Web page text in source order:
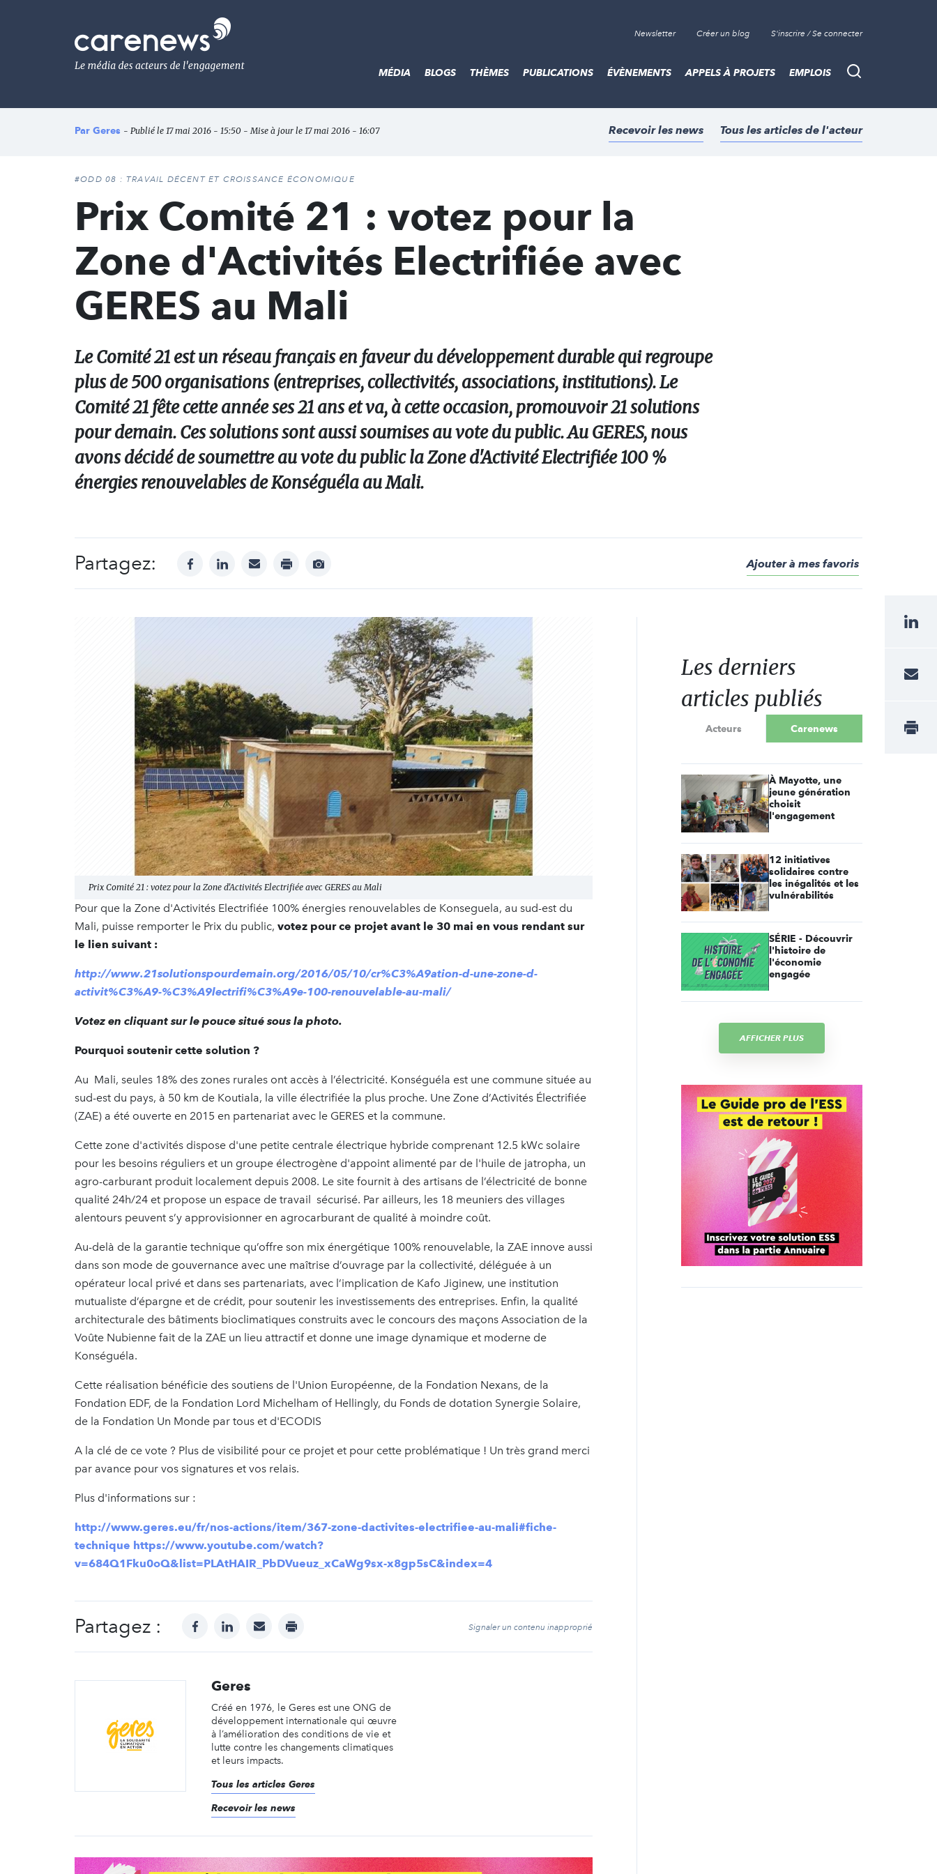
Le
média
de
l'engagement
Newsletter Créer un blog S'inscrire / Se connecter
Recherche
MÉDIA BLOGS THÈMES PUBLICATIONS ÉVÈNEMENTS APPELS À PROJETS EMPLOIS
Par Geres - Publié le 17 mai 2016 - 15:50 - Mise à jour le 17 mai 2016 - 16:07 Recevoir les news Tous les articles de l'acteur
#ODD 08 : TRAVAIL DÉCENT ET CROISSANCE ÉCONOMIQUE
Prix Comité 21 : votez pour la
Zone d'Activités Electrifiée avec
GERES au Mali
Le Comité 21 est un réseau français en faveur du développement durable qui regroupe
plus de 500 organisations (entreprises, collectivités, associations, institutions). Le
Comité 21 fête cette année ses 21 ans et va, à cette occasion, promouvoir 21 solutions
pour demain. Ces solutions sont aussi soumises au vote du public. Au GERES, nous
avons décidé de soumettre au vote du public la Zone d'Activité Electrifiée 100 %
énergies renouvelables de Konséguéla au Mali.
Partagez: facebooklinkedinmail print
Afficher
Ajouter à mes favoris
Prix Comité 21 : votez pour la Zone d'Activités Electrifiée avec GERES au Mali
Pour que la Zone d'Activités Electrifiée 100% énergies renouvelables de Konseguela, au sud-est du
Mali, puisse remporter le Prix du public, votez pour ce projet avant le 30 mai en vous rendant sur
le lien suivant :
http://www.21solutionspourdemain.org/2016/05/10/cr%C3%A9ation-d-une-zone-d-
activit%C3%A9-%C3%A9lectrifi%C3%A9e-100-renouvelable-au-mali/
Votez en cliquant sur le pouce situé sous la photo.
Pourquoi soutenir cette solution ?
Au Mali, seules 18% des zones rurales ont accès à l’électricité. Konséguéla est une commune située au
sud-est du pays, à 50 km de Koutiala, la ville électrifiée la plus proche. Une Zone d’Activités Électrifiée
(ZAE) a été ouverte en 2015 en partenariat avec le GERES et la commune.
Cette zone d'activités dispose d'une petite centrale électrique hybride comprenant 12.5 kWc solaire
pour les besoins réguliers et un groupe électrogène d'appoint alimenté par de l'huile de jatropha, un
agro-carburant produit localement depuis 2008. Le site fournit à des artisans de l’électricité de bonne
qualité 24h/24 et propose un espace de travail sécurisé. Par ailleurs, les 18 meuniers des villages
alentours peuvent s’y approvisionner en agrocarburant de qualité à moindre coût.
Au-delà de la garantie technique qu’offre son mix énergétique 100% renouvelable, la ZAE innove aussi
dans son mode de gouvernance avec une maîtrise d’ouvrage par la collectivité, déléguée à un
opérateur local privé et dans ses partenariats, avec l’implication de Kafo Jiginew, une institution
mutualiste d’épargne et de crédit, pour soutenir les investissements des entreprises. Enfin, la qualité
architecturale des bâtiments bioclimatiques construits avec le concours des maçons Association de la
Voûte Nubienne fait de la ZAE un lieu attractif et donne une image dynamique et moderne de
Konséguéla.
Cette réalisation bénéficie des soutiens de l'Union Européenne, de la Fondation Nexans, de la
Fondation EDF, de la Fondation Lord Michelham of Hellingly, du Fonds de dotation Synergie Solaire,
de la Fondation Un Monde par tous et d'ECODIS
A la clé de ce vote ? Plus de visibilité pour ce projet et pour cette problématique ! Un très grand merci
par avance pour vos signatures et vos relais.
Plus d'informations sur :
http://www.geres.eu/fr/nos-actions/item/367-zone-dactivites-electrifiee-au-mali#fiche-
technique https://www.youtube.com/watch?
v=684Q1Fku0oQ&list=PLAtHAIR_PbDVueuz_xCaWg9sx-x8gp5sC&index=4
Partagez : facebooklinkedinmail print Signaler un contenu inapproprié
Geres
Créé en 1976, le Geres est une ONG de
développement internationale qui œuvre
à l’amélioration des conditions de vie et
lutte contre les changements climatiques
et leurs impacts.
Tous les articles Geres
Recevoir les news
Les derniers
articles publiés
Acteurs Carenews
À Mayotte, une
jeune génération
choisit
l'engagement
12 initiatives
solidaires contre
les inégalités et les
vulnérabilités
SÉRIE - Découvrir
l'histoire de
l'économie
engagée
AFFICHER PLUS